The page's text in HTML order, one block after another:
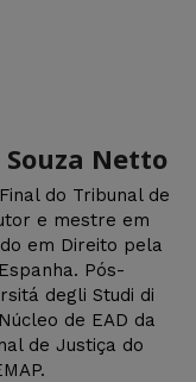
Netto
do Tribunal de
e mestre em
em Direito pela
Pós-
degli Studi di
de EAD da
de Justiça do